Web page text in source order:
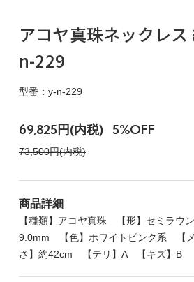
アコヤ真珠ネックレ
n-229
型番：y-n-229
69,825円(内税) 5%OFF
73,500円(内税)
商品詳細
【種類】アコヤ真珠 【形】セミラウ
9.0mm 【色】ホワイトピンク系 【
さ】約42cm 【テリ】A 【キズ】B